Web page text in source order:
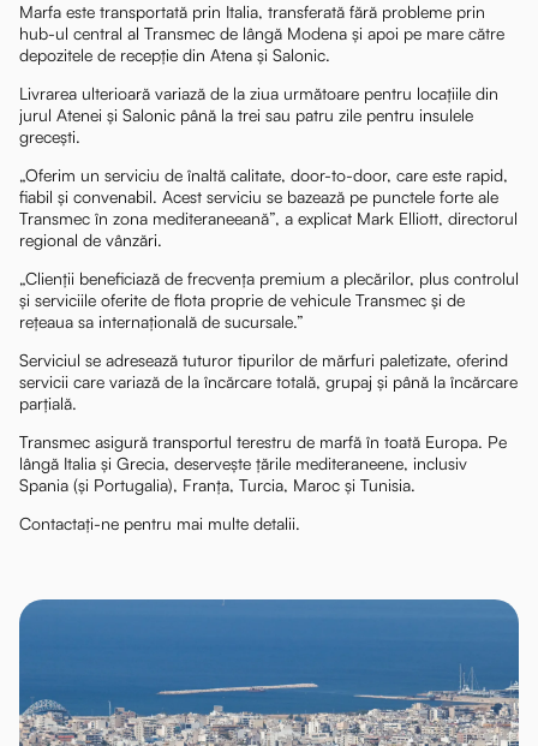
Marfa este transportată prin Italia, transferată fără probleme prin
hub-ul central al Transmec de lângă Modena și apoi pe mare către
depozitele de recepție din Atena și Salonic.
Livrarea ulterioară variază de la ziua următoare pentru locațiile din
jurul Atenei și Salonic până la trei sau patru zile pentru insulele
grecești.
„Oferim un serviciu de înaltă calitate, door-to-door, care este rapid,
fiabil și convenabil. Acest serviciu se bazează pe punctele forte ale
Transmec în zona mediteraneeană”, a explicat Mark Elliott, directorul
regional de vânzări.
„Clienții beneficiază de frecvența premium a plecărilor, plus controlul
și serviciile oferite de flota proprie de vehicule Transmec și de
rețeaua sa internațională de sucursale.”
Serviciul se adresează tuturor tipurilor de mărfuri paletizate, oferind
servicii care variază de la încărcare totală, grupaj și până la încărcare
parțială.
Transmec asigură transportul terestru de marfă în toată Europa. Pe
lângă Italia și Grecia, deservește țările mediteraneene, inclusiv
Spania (și Portugalia), Franța, Turcia, Maroc și Tunisia.
Contactați-ne pentru mai multe detalii.